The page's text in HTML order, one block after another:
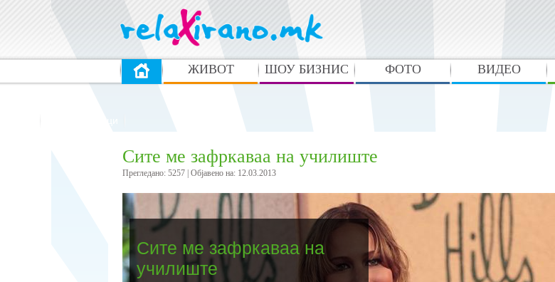
ЖИВОТ ШОУ БИЗНИС ФОТО ВИДЕО
Сите ме зафркаваа на училиште
Прегледано: 5257 | Oбјавено на: 12.03.2013
Сите ме зафркаваа на
училиште